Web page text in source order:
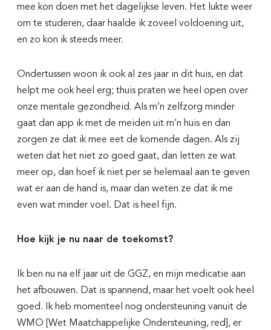
mee kon doen met het dagelijkse leven. Het lukte weer
om te studeren, daar haalde ik zoveel voldoening uit,
en zo kon ik steeds meer.
Ondertussen woon ik ook al zes jaar in dit huis, en dat
helpt me ook heel erg; thuis praten we heel open over
onze mentale gezondheid. Als m’n zelfzorg minder
gaat dan app ik met de meiden uit m’n huis en dan
zorgen ze dat ik mee eet de komende dagen. Als zij
weten dat het niet zo goed gaat, dan letten ze wat
meer op, dan hoef ik niet per se helemaal aan te geven
wat er aan de hand is, maar dan weten ze dat ik me
even wat minder voel. Dat is heel fijn.
Hoe kijk je nu naar de toekomst?
Ik ben nu na elf jaar uit de GGZ, en mijn medicatie aan
het afbouwen. Dat is spannend, maar het voelt ook heel
goed. Ik heb momenteel nog ondersteuning vanuit de
WMO [Wet Maatchappelijke Ondersteuning, red], er